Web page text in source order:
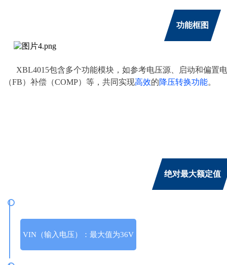
功能框图
XBL4015包含多个功能模块，如参考电压源、启动和偏置
（FB）补偿（COMP）等，共同实现高效的降压转换功能。
绝对最大额定值
VIN（输入电压）：最大值为36V